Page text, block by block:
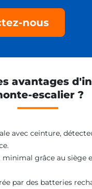
nous
avantages
escalier ?
avec ceinture,
grâce au siège
par des batteries